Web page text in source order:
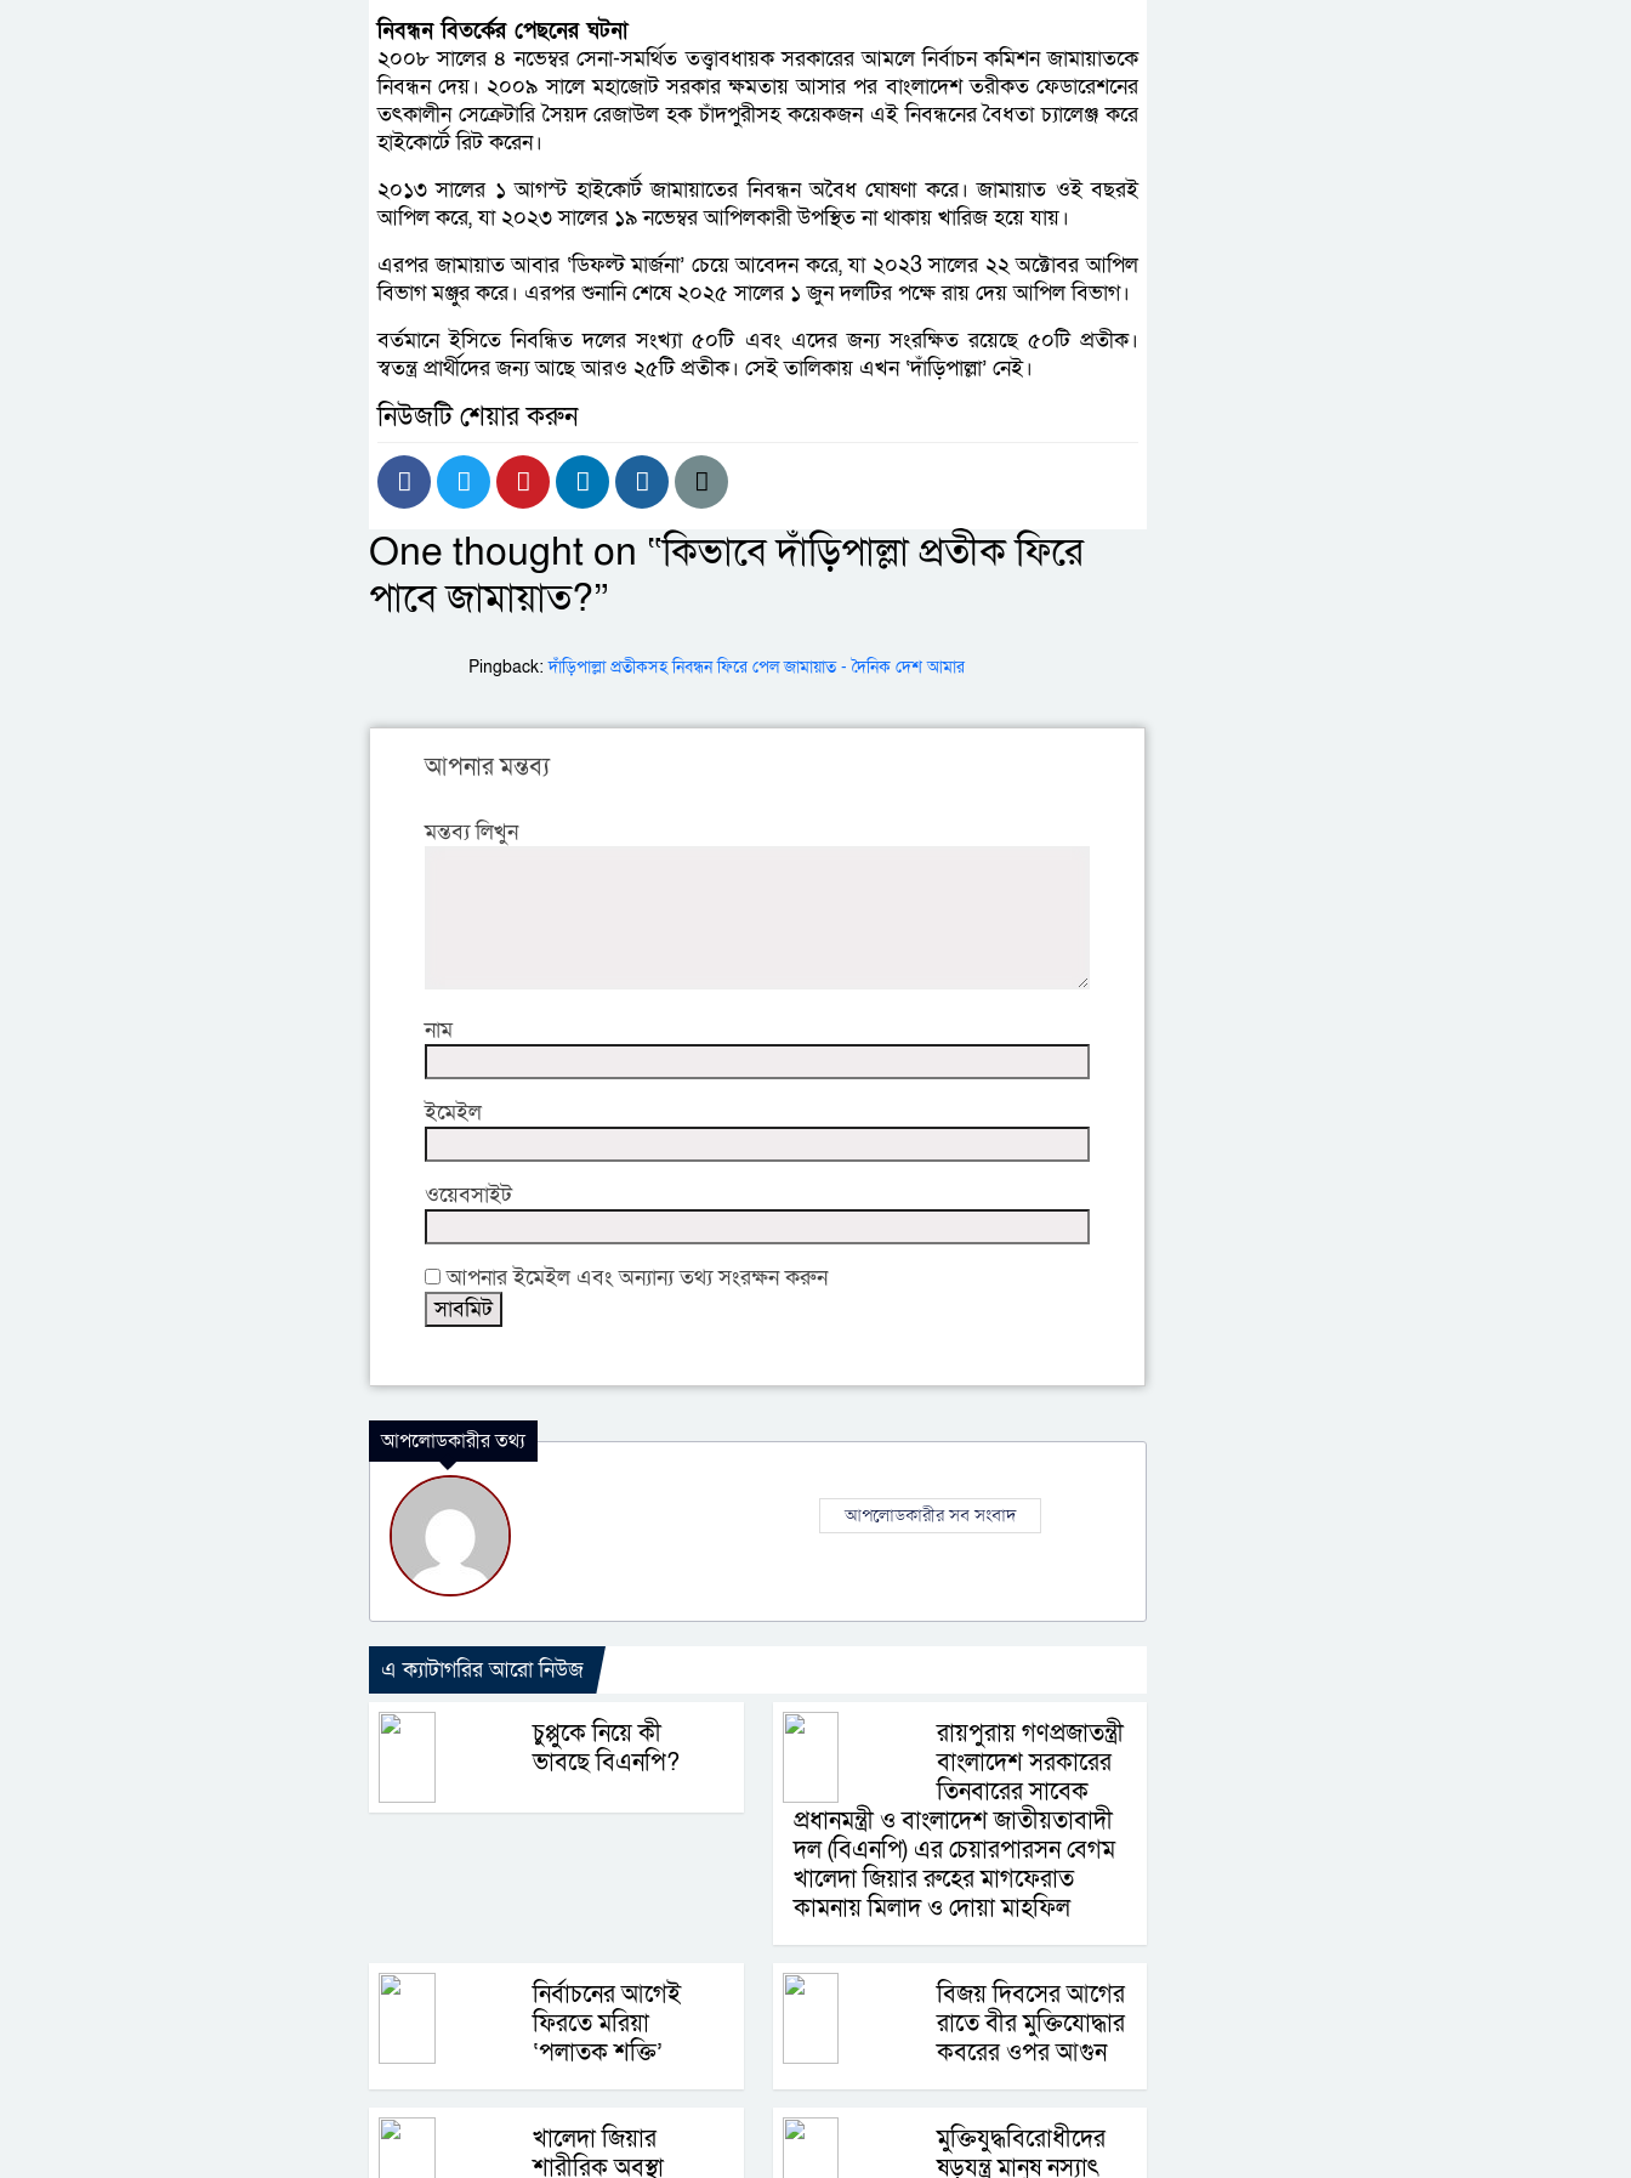
নিবন্ধন বিতর্কের পেছনের ঘটনা
২০০৮ সালের ৪ নভেম্বর সেনা-সমর্থিত তত্ত্বাবধায়ক সরকারের আমলে নির্বাচন কমিশন জামায়াতকে
নিবন্ধন দেয়। ২০০৯ সালে মহাজোট সরকার ক্ষমতায় আসার পর বাংলাদেশ তরীকত ফেডারেশনের
তৎকালীন সেক্রেটারি সৈয়দ রেজাউল হক চাঁদপুরীসহ কয়েকজন এই নিবন্ধনের বৈধতা চ্যালেঞ্জ করে
হাইকোর্টে রিট করেন।
২০১৩ সালের ১ আগস্ট হাইকোর্ট জামায়াতের নিবন্ধন অবৈধ ঘোষণা করে। জামায়াত ওই বছরই
আপিল করে, যা ২০২৩ সালের ১৯ নভেম্বর আপিলকারী উপস্থিত না থাকায় খারিজ হয়ে যায়।
এরপর জামায়াত আবার ‘ডিফল্ট মার্জনা’ চেয়ে আবেদন করে, যা ২০২3 সালের ২২ অক্টোবর আপিল
বিভাগ মঞ্জুর করে। এরপর শুনানি শেষে ২০২৫ সালের ১ জুন দলটির পক্ষে রায় দেয় আপিল বিভাগ।
বর্তমানে ইসিতে নিবন্ধিত দলের সংখ্যা ৫০টি এবং এদের জন্য সংরক্ষিত রয়েছে ৫০টি প্রতীক।
স্বতন্ত্র প্রার্থীদের জন্য আছে আরও ২৫টি প্রতীক। সেই তালিকায় এখন ‘দাঁড়িপাল্লা’ নেই।
নিউজটি শেয়ার করুন
One thought on “কিভাবে দাঁড়িপাল্লা প্রতীক ফিরে
পাবে জামায়াত?”
Pingback:দাঁড়িপাল্লা প্রতীকসহ নিবন্ধন ফিরে পেল জামায়াত - দৈনিক দেশ আমার
আপনার মন্তব্য
মন্তব্য লিখুন
নাম
ইমেইল
ওয়েবসাইট
আপনার ইমেইল এবং অন্যান্য তথ্য সংরক্ষন করুন
আপলোডকারীর তথ্য
আপলোডকারীর সব সংবাদ
এ ক্যাটাগরির আরো নিউজ
চুপ্পুকে নিয়ে কী
ভাবছে বিএনপি?
রায়পুরায় গণপ্রজাতন্ত্রী
বাংলাদেশ সরকারের
তিনবারের সাবেক
প্রধানমন্ত্রী ও বাংলাদেশ জাতীয়তাবাদী
দল (বিএনপি) এর চেয়ারপারসন বেগম
খালেদা জিয়ার রুহের মাগফেরাত
কামনায় মিলাদ ও দোয়া মাহফিল
নির্বাচনের আগেই
ফিরতে মরিয়া
‘পলাতক শক্তি’
বিজয় দিবসের আগের
রাতে বীর মুক্তিযোদ্ধার
কবরের ওপর আগুন
খালেদা জিয়ার
শারীরিক অবস্থা
মুক্তিযুদ্ধবিরোধীদের
ষড়যন্ত্র মানুষ নস্যাৎ